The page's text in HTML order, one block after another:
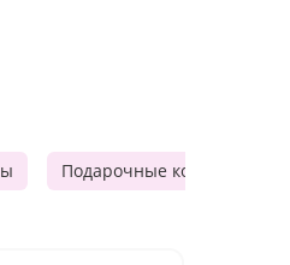
Подарочные корзины